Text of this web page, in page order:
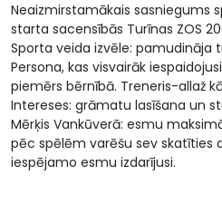
Neaizmirstamākais sasniegums
starta sacensībās Turīnas ZOS
Sporta veida izvēle: pamudināja
Persona, kas visvairāk
piemērs bērnībā. Treneris-allaž
Intereses: grāmatu lasīšana un
Mērķis Vankūverā: esmu
pēc spēlēm varēšu sev skatīties
iespējamo esmu izdarījusi.